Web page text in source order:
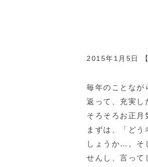
2015年1月5日 【
毎年のことなが
返って、充実し
そろそろお正月
まずは、「ど
しょうか…。そ
せんし、言って